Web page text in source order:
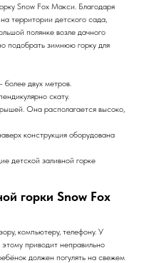
Snow Fox Макси. Благодаря
территории детского сада,
полянке возле дачного
подобрать зимнюю горку для
двух метров.
скату.
Она располагается высоко,
конструкция оборудована
детской заливной горке
горки Snow Fox
компьютеру, телефону. У
приводит неправильно
должен погулять на свежем